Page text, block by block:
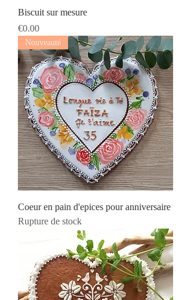
Biscuit sur mesure
Prix
€0.00
Nouveauté
Coeur en pain d'epices pour anniversaire
Rupture de stock